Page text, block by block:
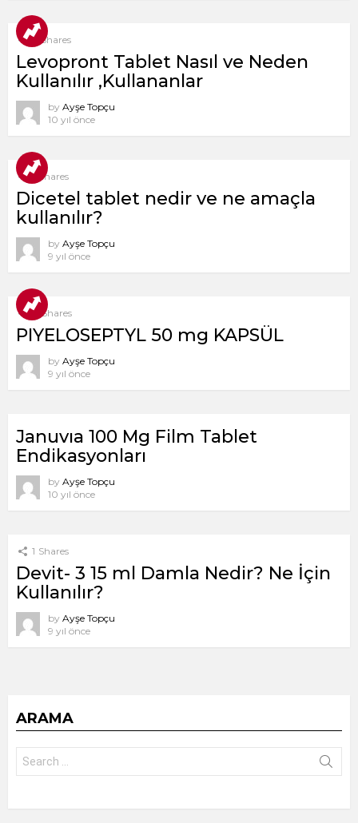
9 Shares
Levopront Tablet Nasıl ve Neden
Kullanılır ,Kullananlar
by Ayşe Topçu
10 yıl önce
1 Shares
Dicetel tablet nedir ve ne amaçla
kullanılır?
by Ayşe Topçu
9 yıl önce
8 Shares
PIYELOSEPTYL 50 mg KAPSÜL
by Ayşe Topçu
9 yıl önce
Januvıa 100 Mg Film Tablet
Endikasyonları
by Ayşe Topçu
10 yıl önce
1 Shares
Devit- 3 15 ml Damla Nedir? Ne İçin
Kullanılır?
by Ayşe Topçu
9 yıl önce
ARAMA
for: